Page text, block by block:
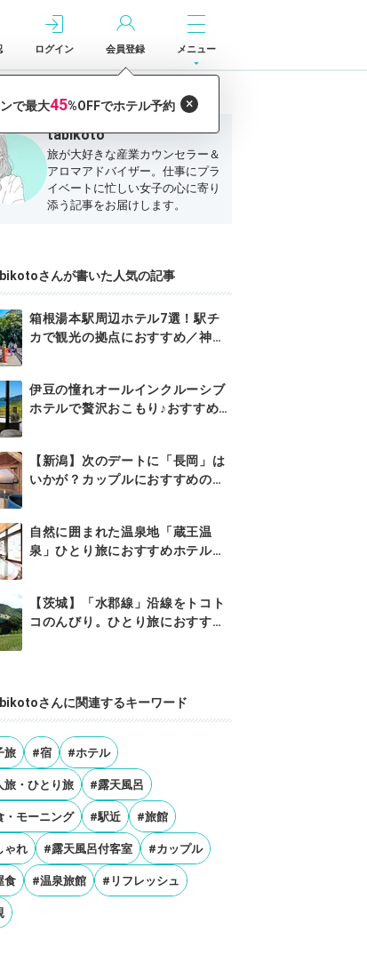
ログイン 会員登録 メニュー
tabikoto
旅が大好きな産業カウンセラー＆
アロマアドバイザー。仕事にプラ
イベートに忙しい女子の心に寄り
添う記事をお届けします。
さんが書いた人気の記事
箱根湯本駅周辺ホテル7選！駅チ
カで観光の拠点におすすめ／神奈
伊豆の憧れオールインクルーシブ
ホテルで贅沢おこもり♪おすすめ
【新潟】次のデートに「長岡」は
いかが？カップルにおすすめのホ
自然に囲まれた温泉地「蔵王温
泉」ひとり旅におすすめホテル・
【茨城】「水郡線」沿線をトコト
コのんびり。ひとり旅におすすめ
さんに関連するキーワード
旅 #宿 #ホテル
旅・ひとり旅 #露天風呂
・モーニング #駅近 #旅館
ゃれ #露天風呂付客室 #カップル
食 #温泉旅館 #リフレッシュ